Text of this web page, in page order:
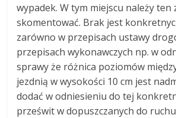
wypadek. W tym miejscu należy ten
skomentować. Brak jest
zarówno w przepisach ustawy
przepisach wykonawczych np. w
sprawy że różnica poziomów
jezdnią w wysokości 10 cm jest
dodać w odniesieniu do tej
prześwit w dopuszczanych do